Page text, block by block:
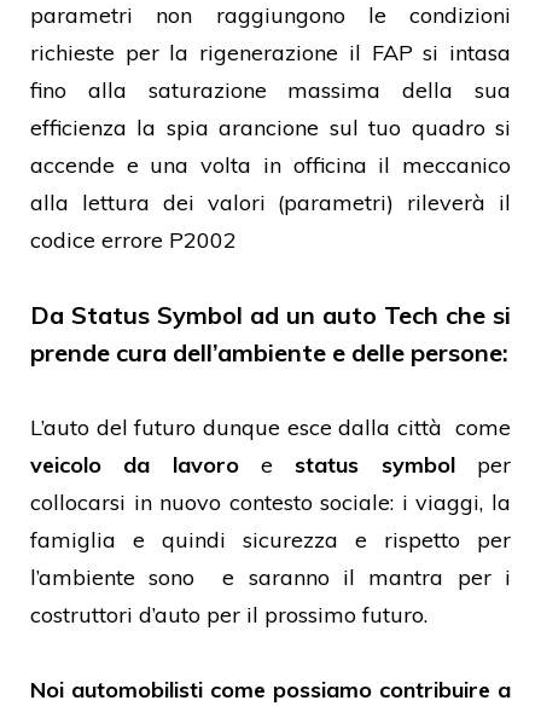
parametri non raggiungono le condizioni
richieste per la rigenerazione il FAP si intasa
fino alla saturazione massima della sua
efficienza la spia arancione sul tuo quadro si
accende e una volta in officina il meccanico
alla lettura dei valori (parametri) rileverà il
codice errore P2002
Da Status Symbol ad un auto Tech che si
prende cura dell’ambiente e delle persone:
L’auto del futuro dunque esce dalla città come
veicolo da lavoroestatus symbol per
collocarsi in nuovo contesto sociale: i viaggi, la
famiglia e quindi sicurezza e rispetto per
l’ambiente sono e saranno il mantra per i
costruttori d’auto per il prossimo futuro.
Noi automobilisti come possiamo contribuire a